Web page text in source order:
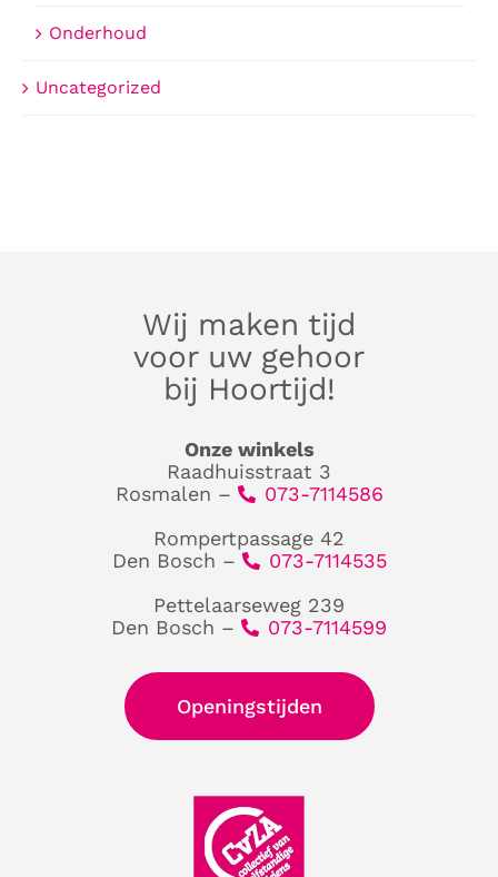
Onderhoud
Uncategorized
Wij maken tijd
voor uw gehoor
bij Hoortijd!
Onze winkels
Raadhuisstraat 3
Rosmalen –
073-7114586
Rompertpassage 42
Den Bosch –
073-7114535
Pettelaarseweg 239
Den Bosch –
073-7114599
Openingstijden